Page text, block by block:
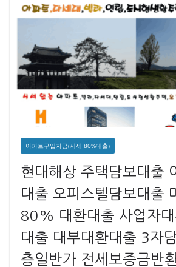
아파트구입자금(시세 80%대출)
현대해상 주택담보대출
대출 오피스텔담보대출
80% 대환대출 사업자
대출 대부대환대출 3자
층일반가 전세보증금반